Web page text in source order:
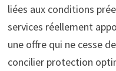
liées aux conditions
services réellement
une offre qui ne cesse
concilier protection